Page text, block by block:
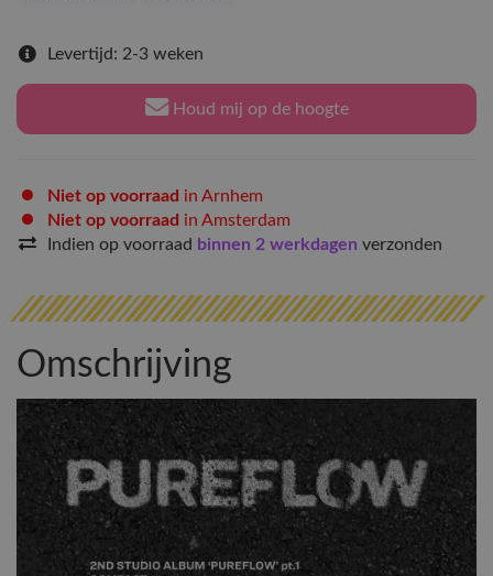
Levertijd: 2-3 weken
Houd mij op de hoogte
Niet op voorraad in Arnhem
Niet op voorraad in Amsterdam
Indien op voorraad binnen 2 werkdagen verzonden
Omschrijving